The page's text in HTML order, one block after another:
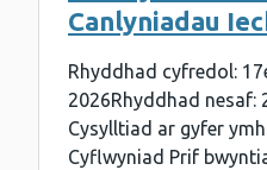
Canlyniadau
Rhyddhad cyfredol:
2026Rhyddhad nesaf:
Cysylltiad ar gyfer
Cyflwyniad Prif